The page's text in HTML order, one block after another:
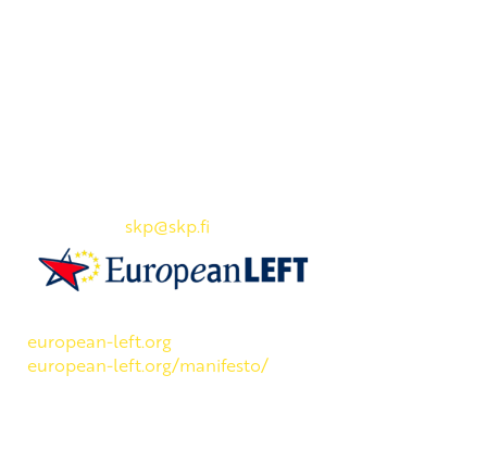
skp@skp.fi
european-left.org
european-left.org/manifesto/